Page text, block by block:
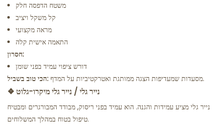
משטח הדפסה חלק
קל משקל ויציב
מראה מקצועי
התאמה אישית קלה
חסרון:
דורש ציפוי עמיד בפני שומן
הכי טוב בשביל:
מסעדות שמעדיפות הצגה ממותגת ואטרקטיביות על המדף.
❖נייר גלי / נייר גלי מיקרו-גלוט
נייר גלי מציע עמידות והגנה. הוא עמיד בפני ריסוק, מבודד המבורגרים ומבטיח
טיפול בטוח במהלך המשלוחים.